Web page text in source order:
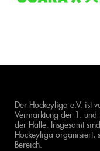
Der Hockeyliga e.V. ist
Vermarktung der 1. und
der Halle. Insgesamt
Hockeyliga organisiert,
Bereich.